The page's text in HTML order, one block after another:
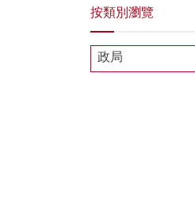
按類別瀏覽
政局